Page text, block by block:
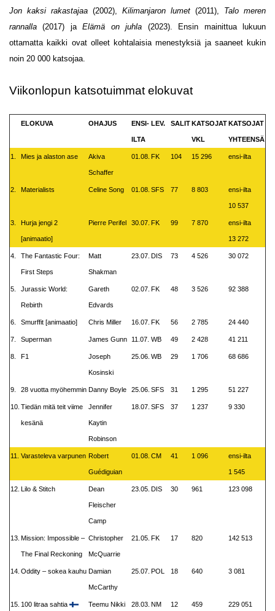
Jon kaksi rakastajaa (2002), Kilimanjaron lumet (2011), Talo meren
rannalla (2017) jaElämä on juhla (2023). Ensin mainittua lukuun
ottamatta kaikki ovat olleet kohtalaisia menestyksiä ja saaneet kukin
noin 20 000 katsojaa.
Viikonlopun katsotuimmat elokuvat
ELOKUVA OHAJUS ENSI-
ILTA
LEV. SALITKATSOJAT
VKL
KATSOJAT
YHTEENSÄ
1. Mies ja alaston ase Akiva
Schaffer
01.08. FK 104 15 296 ensi-ilta
2. Materialists Celine Song 01.08. SFS 77 8 803 ensi-ilta
10 537
3. Hurja jengi 2
[animaatio]
Pierre Perifel 30.07. FK 99 7 870 ensi-ilta
13 272
4. The Fantastic Four:
First Steps
Matt
Shakman
23.07. DIS 73 4 526 30 072
5. Jurassic World:
Rebirth
Gareth
Edvards
02.07. FK 48 3 526 92 388
6. Smurffit [animaatio] Chris Miller 16.07. FK 56 2 785 24 440
7. Superman James Gunn 11.07. WB 49 2 428 41 211
8. F1 Joseph
Kosinski
25.06. WB 29 1 706 68 686
9. 28 vuotta myöhemmin Danny Boyle 25.06. SFS 31 1 295 51 227
10. Tiedän mitä teit viime
kesänä
Jennifer
Kaytin
Robinson
18.07. SFS 37 1 237 9 330
11. Varasteleva varpunen Robert
Guédiguian
01.08. CM 41 1 096 ensi-ilta
1 545
12. Lilo & Stitch Dean
Fleischer
Camp
23.05. DIS 30 961 123 098
13. Mission: Impossible –
The Final Reckoning
Christopher
McQuarrie
21.05. FK 17 820 142 513
14. Oddity – sokea kauhu Damian
McCarthy
25.07. POL 18 640 3 081
15. 100 litraa sahtia Teemu Nikki 28.03. NM 12 459 229 051